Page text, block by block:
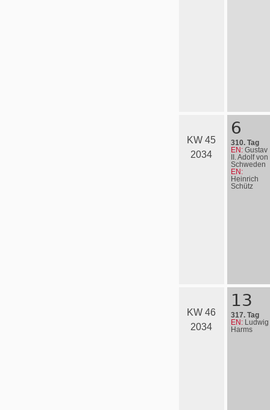
KW 45
2034
6
310. Tag
EN: Gustav
II. Adolf von
Schweden
EN:
Heinrich
Schütz
KW 46
2034
13
317. Tag
EN: Ludwig
Harms